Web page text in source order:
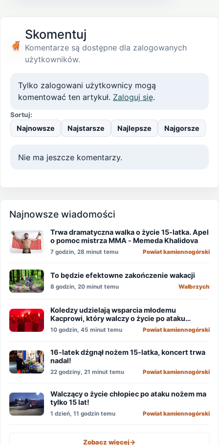
Skomentuj
Komentarze są dostępne dla zalogowanych
użytkowników.
Tylko zalogowani użytkownicy mogą
komentować ten artykuł. Zaloguj się.
Sortuj:
Najnowsze Najstarsze Najlepsze Najgorsze
Nie ma jeszcze komentarzy.
Najnowsze wiadomości
Trwa dramatyczna walka o życie 15-latka. Apel
o pomoc mistrza MMA - Memeda Khalidova
7 godzin, 28 minut temu Powiat kamiennogórski
To będzie efektowne zakończenie wakacji
8 godzin, 20 minut temu Wałbrzych
Koledzy udzielają wsparcia młodemu
Kacprowi, który walczy o życie po ataku
nożownika!
10 godzin, 45 minut temu Powiat kamiennogórski
16-latek dźgnął nożem 15-latka, koncert trwa
nadal!
22 godziny, 21 minut temu Powiat kamiennogórski
Walczący o życie chłopiec po ataku nożem ma
tylko 15 lat!
1 dzień, 11 godzin temu Powiat kamiennogórski
Zobacz więcej->